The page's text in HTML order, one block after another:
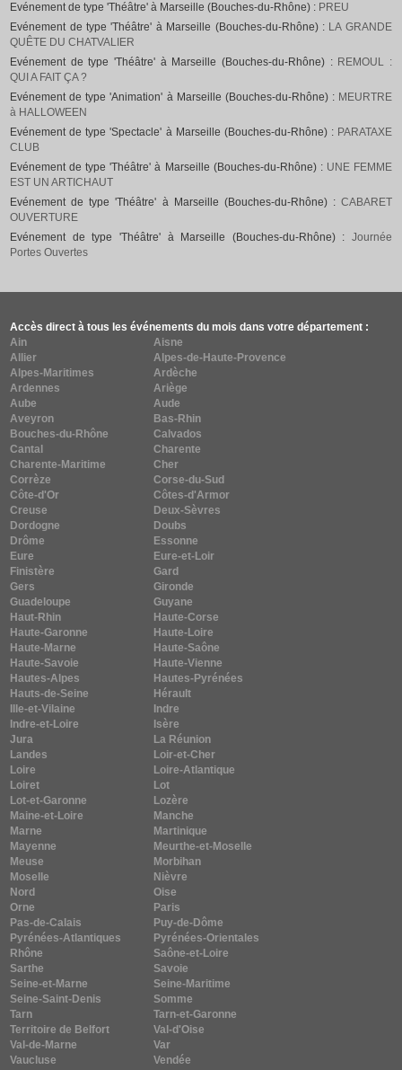
Evénement de type 'Théâtre' à Marseille (Bouches-du-Rhône) : PREU
Evénement de type 'Théâtre' à Marseille (Bouches-du-Rhône) : LA GRANDE
QUÊTE DU CHATVALIER
Evénement de type 'Théâtre' à Marseille (Bouches-du-Rhône) : REMOUL :
QUI A FAIT ÇA ?
Evénement de type 'Animation' à Marseille (Bouches-du-Rhône) : MEURTRE
à HALLOWEEN
Evénement de type 'Spectacle' à Marseille (Bouches-du-Rhône) : PARATAXE
CLUB
Evénement de type 'Théâtre' à Marseille (Bouches-du-Rhône) : UNE FEMME
EST UN ARTICHAUT
Evénement de type 'Théâtre' à Marseille (Bouches-du-Rhône) : CABARET
OUVERTURE
Evénement de type 'Théâtre' à Marseille (Bouches-du-Rhône) : Journée
Portes Ouvertes
Accès direct à tous les événements du mois dans votre département :
Ain
Aisne
Allier
Alpes-de-Haute-Provence
Alpes-Maritimes
Ardèche
Ardennes
Ariège
Aube
Aude
Aveyron
Bas-Rhin
Bouches-du-Rhône
Calvados
Cantal
Charente
Charente-Maritime
Cher
Corrèze
Corse-du-Sud
Côte-d'Or
Côtes-d'Armor
Creuse
Deux-Sèvres
Dordogne
Doubs
Drôme
Essonne
Eure
Eure-et-Loir
Finistère
Gard
Gers
Gironde
Guadeloupe
Guyane
Haut-Rhin
Haute-Corse
Haute-Garonne
Haute-Loire
Haute-Marne
Haute-Saône
Haute-Savoie
Haute-Vienne
Hautes-Alpes
Hautes-Pyrénées
Hauts-de-Seine
Hérault
Ille-et-Vilaine
Indre
Indre-et-Loire
Isère
Jura
La Réunion
Landes
Loir-et-Cher
Loire
Loire-Atlantique
Loiret
Lot
Lot-et-Garonne
Lozère
Maine-et-Loire
Manche
Marne
Martinique
Mayenne
Meurthe-et-Moselle
Meuse
Morbihan
Moselle
Nièvre
Nord
Oise
Orne
Paris
Pas-de-Calais
Puy-de-Dôme
Pyrénées-Atlantiques
Pyrénées-Orientales
Rhône
Saône-et-Loire
Sarthe
Savoie
Seine-et-Marne
Seine-Maritime
Seine-Saint-Denis
Somme
Tarn
Tarn-et-Garonne
Territoire de Belfort
Val-d'Oise
Val-de-Marne
Var
Vaucluse
Vendée